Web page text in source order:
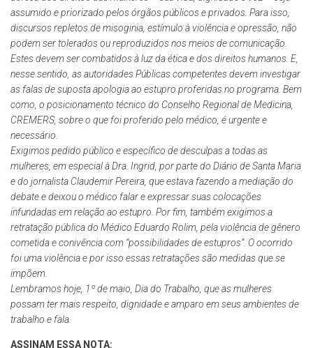
assumido e priorizado pelos órgãos públicos e privados. Para isso,
discursos repletos de misoginia, estímulo à violência e opressão, não
podem ser tolerados ou reproduzidos nos meios de comunicação.
Estes devem ser combatidos à luz da ética e dos direitos humanos. E,
nesse sentido, as autoridades Públicas competentes devem investigar
as falas de suposta apologia ao estupro proferidas no programa. Bem
como, o posicionamento técnico do Conselho Regional de Medicina,
CREMERS, sobre o que foi proferido pelo médico, é urgente e
necessário.
Exigimos pedido público e específico de desculpas a todas as
mulheres, em especial à Dra. Ingrid, por parte do Diário de Santa Maria
e do jornalista Claudemir Pereira, que estava fazendo a mediação do
debate e deixou o médico falar e expressar suas colocações
infundadas em relação ao estupro. Por fim, também exigimos a
retratação pública do Médico Eduardo Rolim, pela violência de gênero
cometida e conivência com “possibilidades de estupros”. O ocorrido
foi uma violência e por isso essas retratações são medidas que se
impõem.
Lembramos hoje, 1º de maio, Dia do Trabalho, que as mulheres
possam ter mais respeito, dignidade e amparo em seus ambientes de
trabalho e fala.
ASSINAM ESSA NOTA: